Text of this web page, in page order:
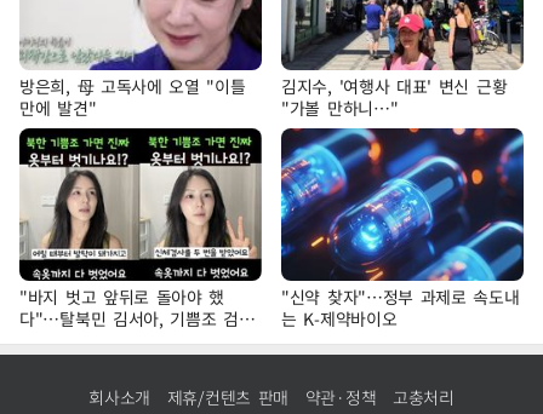
방은희, 母 고독사에 오열 "이틀
만에 발견"
김지수, '여행사 대표' 변신 근황
"가볼 만하니…"
"바지 벗고 앞뒤로 돌아야 했
다"…탈북민 김서아, 기쁨조 검사
수치심 회상
"신약 찾자"…정부 과제로 속도내
는 K-제약바이오
회사소개 제휴/컨텐츠 판매 약관·정책 고충처리